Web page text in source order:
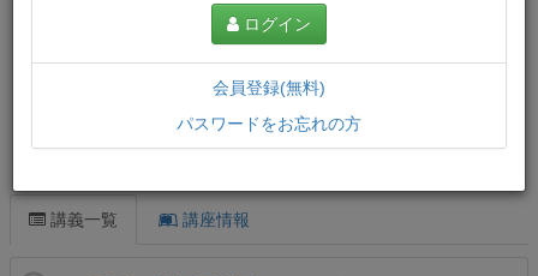
講義一覧 講座情報
ログイン
会員登録(無料)
パスワードをお忘れの方